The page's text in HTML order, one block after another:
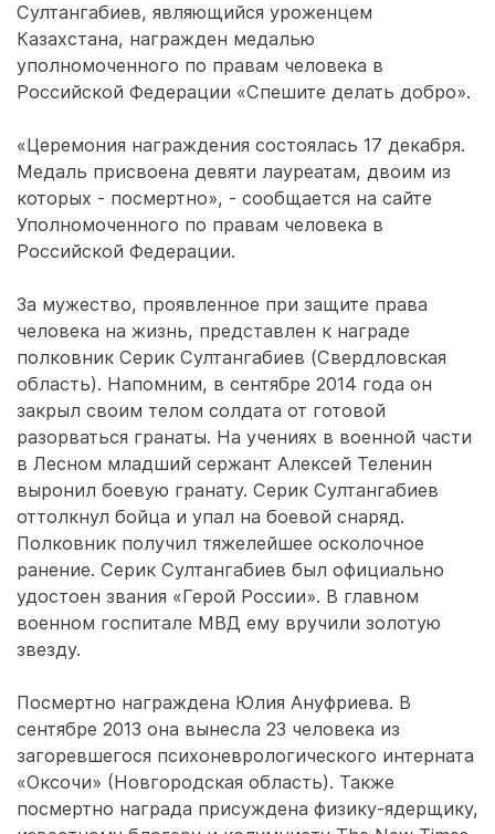
Султангабиев, являющийся уроженцем
Казахстана, награжден медалью
уполномоченного по правам человека в
Российской Федерации «Спешите делать добро».
«Церемония награждения состоялась 17 декабря.
Медаль присвоена девяти лауреатам, двоим из
которых - посмертно», - сообщается на сайте
Уполномоченного по правам человека в
Российской Федерации.
За мужество, проявленное при защите права
человека на жизнь, представлен к награде
полковник Серик Султангабиев (Свердловская
область). Напомним, в сентябре 2014 года он
закрыл своим телом солдата от готовой
разорваться гранаты. На учениях в военной части
в Лесном младший сержант Алексей Теленин
выронил боевую гранату. Серик Султангабиев
оттолкнул бойца и упал на боевой снаряд.
Полковник получил тяжелейшее осколочное
ранение. Серик Султангабиев был официально
удостоен звания «Герой России». В главном
военном госпитале МВД ему вручили золотую
звезду.
Посмертно награждена Юлия Ануфриева. В
сентябре 2013 она вынесла 23 человека из
загоревшегося психоневрологического интерната
«Оксочи» (Новгородская область). Также
посмертно награда присуждена физику-ядерщику,